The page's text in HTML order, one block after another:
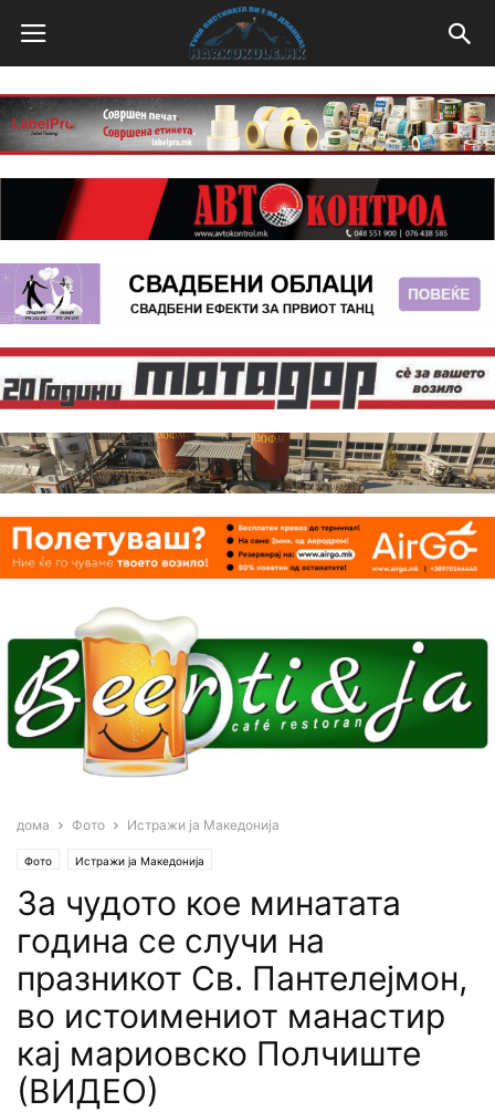
дома Фото Истражи ја Македонија
Фото Истражи ја Македонија
За чудото кое минатата
година се случи на
празникот Св. Пантелејмон,
во истоимениот манастир
кај мариовско Полчиште
(ВИДЕО)